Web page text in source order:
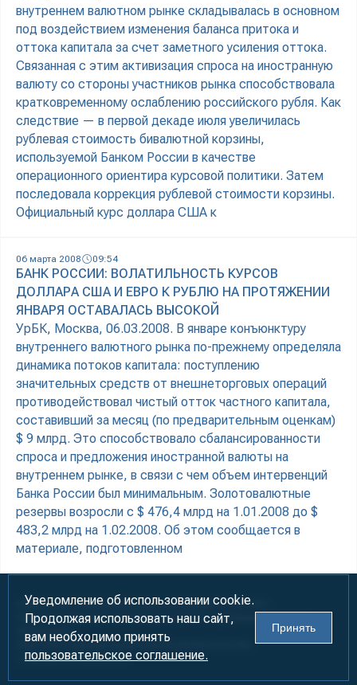
внутреннем валютном рынке складывалась в основном
под воздействием изменения баланса притока и
оттока капитала за счет заметного усиления оттока.
Связанная с этим активизация спроса на иностранную
валюту со стороны участников рынка способствовала
кратковременному ослаблению российского рубля. Как
следствие — в первой декаде июля увеличилась
рублевая стоимость бивалютной корзины,
используемой Банком России в качестве
операционного ориентира курсовой политики. Затем
последовала коррекция рублевой стоимости корзины.
Официальный курс доллара США к
06 марта 2008 09:54
БАНК РОССИИ: ВОЛАТИЛЬНОСТЬ КУРСОВ
ДОЛЛАРА США И ЕВРО К РУБЛЮ НА ПРОТЯЖЕНИИ
ЯНВАРЯ ОСТАВАЛАСЬ ВЫСОКОЙ
УрБК, Москва, 06.03.2008. В январе конъюнктуру
внутреннего валютного рынка по-прежнему определяла
динамика потоков капитала: поступлению
значительных средств от внешнеторговых операций
противодействовал чистый отток частного капитала,
составивший за месяц (по предварительным оценкам)
$ 9 млрд. Это способствовало сбалансированности
спроса и предложения иностранной валюты на
внутреннем рынке, в связи с чем объем интервенций
Банка России был минимальным. Золотовалютные
резервы возросли с $ 476,4 млрд на 1.01.2008 до $
483,2 млрд на 1.02.2008. Об этом сообщается в
материале, подготовленном
Информация предназначена для лиц старше 18 лет (18+)
При использовании материалов ссылка на «УралБизнесКонсалтинг»
2000-2026 Информационно-аналитическое агентство
«УралБизнесКонсалтинг»
Уведомление об использовании cookie.
Продолжая использовать наш сайт,
вам необходимо принять
пользовательское соглашение.
Принять